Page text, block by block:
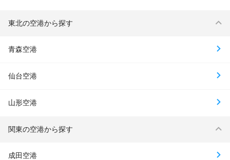
東北の空港から探す
青森空港
仙台空港
山形空港
関東の空港から探す
成田空港